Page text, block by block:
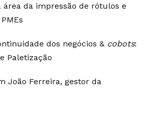
área da impressão de rótulos e
dos negócios & cobots:
Paletização
João Ferreira, gestor da